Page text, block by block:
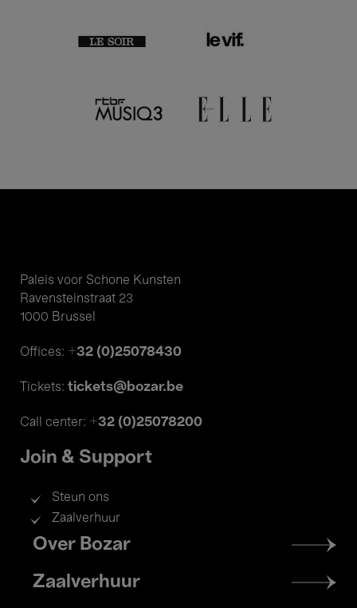
Paleis voor Schone Kunsten
Ravensteinstraat 23
1000 Brussel
Offices: +32 (0)25078430
Tickets: tickets@bozar.be
Call center: +32 (0)25078200
Join & Support
Steun ons
Zaalverhuur
Footer
menu
Over Bozar
Zaalverhuur